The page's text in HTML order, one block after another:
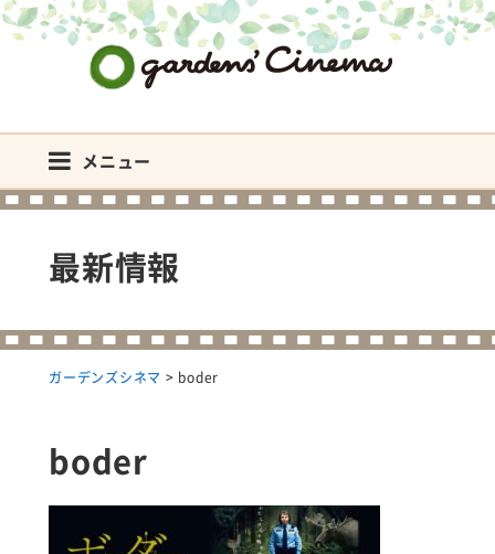
メニュー
最新情報
ガーデンズシネマ > boder
boder